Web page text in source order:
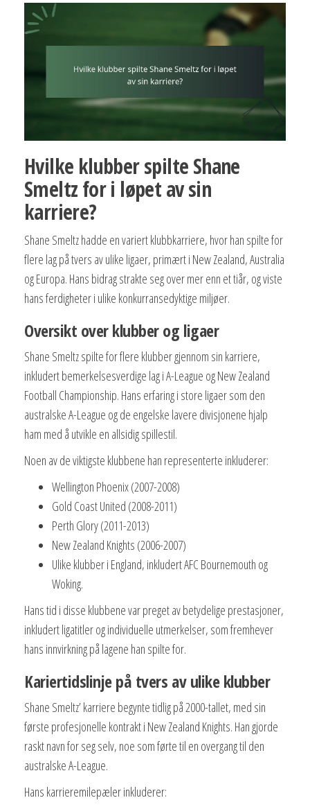
Hvilke klubber spilte Shane
Smeltz for i løpet av sin
karriere?
Shane Smeltz hadde en variert klubbkarriere, hvor han spilte for
flere lag på tvers av ulike ligaer, primært i New Zealand, Australia
og Europa. Hans bidrag strakte seg over mer enn et tiår, og viste
hans ferdigheter i ulike konkurransedyktige miljøer.
Oversikt over klubber og ligaer
Shane Smeltz spilte for flere klubber gjennom sin karriere,
inkludert bemerkelsesverdige lag i A-League og New Zealand
Football Championship. Hans erfaring i store ligaer som den
australske A-League og de engelske lavere divisjonene hjalp
ham med å utvikle en allsidig spillestil.
Noen av de viktigste klubbene han representerte inkluderer:
Wellington Phoenix (2007-2008)
Gold Coast United (2008-2011)
Perth Glory (2011-2013)
New Zealand Knights (2006-2007)
Ulike klubber i England, inkludert AFC Bournemouth og
Woking.
Hans tid i disse klubbene var preget av betydelige prestasjoner,
inkludert ligatitler og individuelle utmerkelser, som fremhever
hans innvirkning på lagene han spilte for.
Kariertidslinje på tvers av ulike klubber
Shane Smeltz’ karriere begynte tidlig på 2000-tallet, med sin
første profesjonelle kontrakt i New Zealand Knights. Han gjorde
raskt navn for seg selv, noe som førte til en overgang til den
australske A-League.
Hans karrieremilepæler inkluderer: